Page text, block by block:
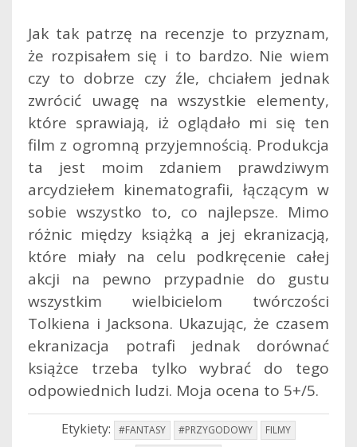
Jak tak patrzę na recenzje to przyznam,
że rozpisałem się i to bardzo. Nie wiem
czy to dobrze czy źle, chciałem jednak
zwrócić uwagę na wszystkie elementy,
które sprawiają, iż oglądało mi się ten
film z ogromną przyjemnością. Produkcja
ta jest moim zdaniem prawdziwym
arcydziełem kinematografii, łączącym w
sobie wszystko to, co najlepsze. Mimo
różnic między książką a jej ekranizacją,
które miały na celu podkręcenie całej
akcji na pewno przypadnie do gustu
wszystkim wielbicielom twórczości
Tolkiena i Jacksona. Ukazując, że czasem
ekranizacja potrafi jednak dorównać
książce trzeba tylko wybrać do tego
odpowiednich ludzi. Moja ocena to 5+/5.
Etykiety: #FANTASY #PRZYGODOWY
FILMY